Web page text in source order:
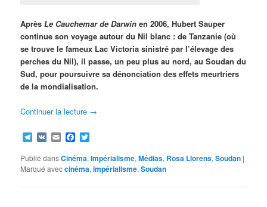
AprèsLe Cauchemar de Darwin en 2006, Hubert Sauper
continue son voyage autour du Nil blanc : de Tanzanie (où
se trouve le fameux Lac Victoria sinistré par l’élevage des
perches du Nil), il passe, un peu plus au nord, au Soudan du
Sud, pour poursuivre sa dénonciation des effets meurtriers
de la mondialisation.
Continuer la lecture →
Telegram
VK EmailFacebook
Publié dansCinéma,Impérialisme,Médias, Rosa Llorens,Soudan |
Marqué aveccinéma,impérialisme,Soudan